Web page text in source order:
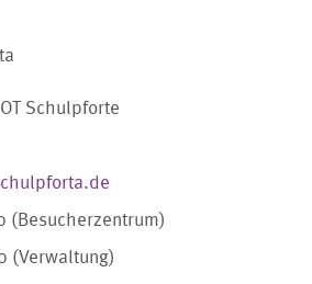
Schulpforte
(Besucherzentrum)
(Verwaltung)